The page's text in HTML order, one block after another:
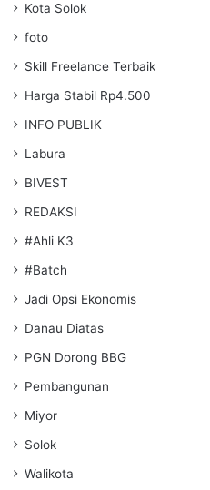
Kota Solok
foto
Skill Freelance Terbaik
Harga Stabil Rp4.500
INFO PUBLIK
Labura
BIVEST
REDAKSI
#Ahli K3
#Batch
Jadi Opsi Ekonomis
Danau Diatas
PGN Dorong BBG
Pembangunan
Miyor
Solok
Walikota